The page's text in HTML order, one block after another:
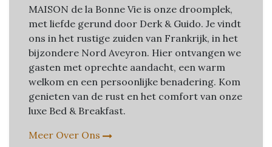
MAISON de la Bonne Vie is onze droomplek,
met liefde gerund door Derk & Guido. Je vindt
ons in het rustige zuiden van Frankrijk, in het
bijzondere Nord Aveyron. Hier ontvangen we
gasten met oprechte aandacht, een warm
welkom en een persoonlijke benadering. Kom
genieten van de rust en het comfort van onze
luxe Bed & Breakfast.
Meer Over Ons